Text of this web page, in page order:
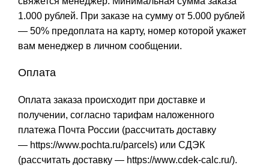
1.000 рублей. При заказе на сумму от 5.000 рублей
— 50% предоплата на карту, номер которой укажет
вам менеджер в личном сообщении.
Оплата
Оплата заказа происходит при доставке и
получении, согласно тарифам наложенного
платежа Почта России (рассчитать доставку
— https://www.pochta.ru/parcels) или СДЭК
(рассчитать доставку — https://www.cdek-calc.ru/).